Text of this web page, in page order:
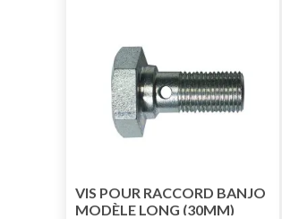
VIS POUR RACCORD BANJO
MODÈLE LONG (30MM)